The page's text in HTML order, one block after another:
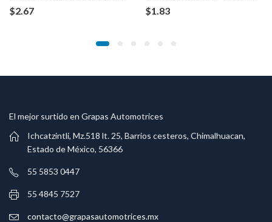
$2.67 $1.83
El mejor surtido en Grapas Automotrices
Ichcatzintli, Mz.518 lt. 25, Barrios cesteros, Chimalhuacan,
Estado de México, 56366
55 5853 0447
55 4845 7527
contacto@grapasautomotrices.mx